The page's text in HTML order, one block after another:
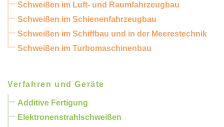
Schweißen im Luft- und Raumfahrzeugbau
Schweißen im Schienenfahrzeugbau
Schweißen im Schiffbau und in der Meerestechnik
Schweißen im Turbomaschinenbau
Verfahren und Geräte
Additive Fertigung
Elektronenstrahlschweißen